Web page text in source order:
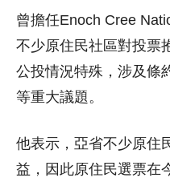
曾擔任Enoch Cree
不少原住民社區對投票
公投情況特殊，涉及條
等重大議題。
他表示，亞省不少原住
益，因此原住民選票在